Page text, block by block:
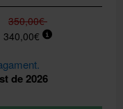
350,00€
340,00€
31 d'agost de 2026